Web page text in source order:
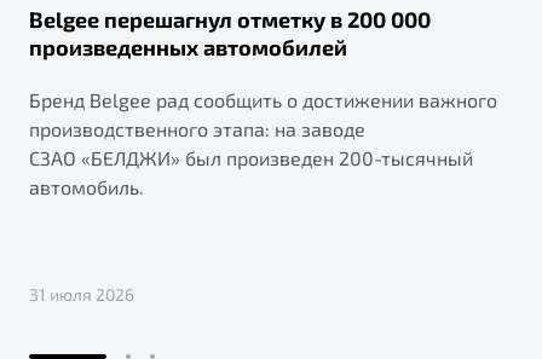
Belgee перешагнул отметку в 200 000
произведенных автомобилей
Бренд Belgee рад сообщить о достижении важного
производственного этапа: на заводе
СЗАО «БЕЛДЖИ» был произведен 200-тысячный
автомобиль.
31 июля 2026